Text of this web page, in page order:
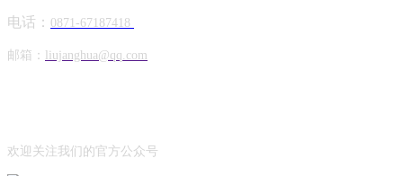
电话： 0871-67187418
邮箱： liujanghua@qq.com
欢迎关注我们的官方公众号